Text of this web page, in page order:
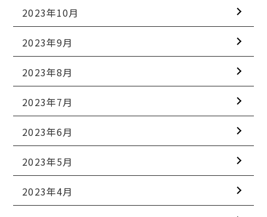
2023年10月
2023年9月
2023年8月
2023年7月
2023年6月
2023年5月
2023年4月